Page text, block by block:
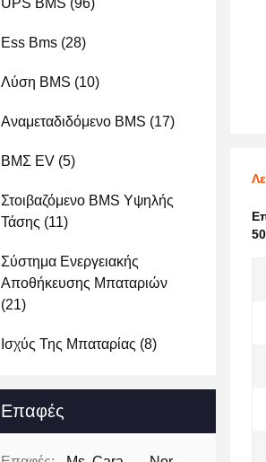
UPS BMS (96)
Ess Bms (28)
Λύση BMS (10)
Αναμεταδιδόμενο BMS (17)
ΒΜΣ EV (5)
Στοιβαζόμενο BMS Υψηλής
Τάσης (11)
Σύστημα Ενεργειακής
Αποθήκευσης Μπαταριών
(21)
Ισχύς Της Μπαταρίας (8)
Επαφές